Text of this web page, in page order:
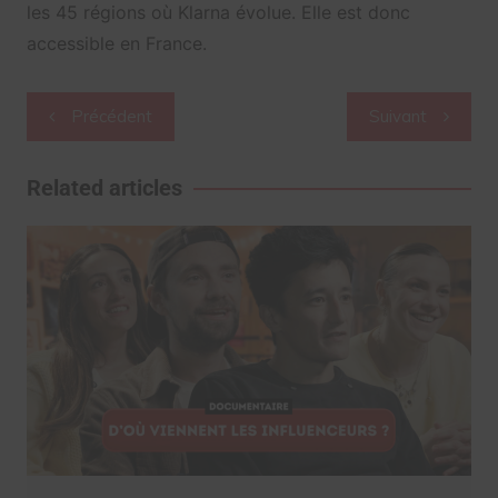
les 45 régions où Klarna évolue. Elle est donc
accessible en France.
l’article
Related articles